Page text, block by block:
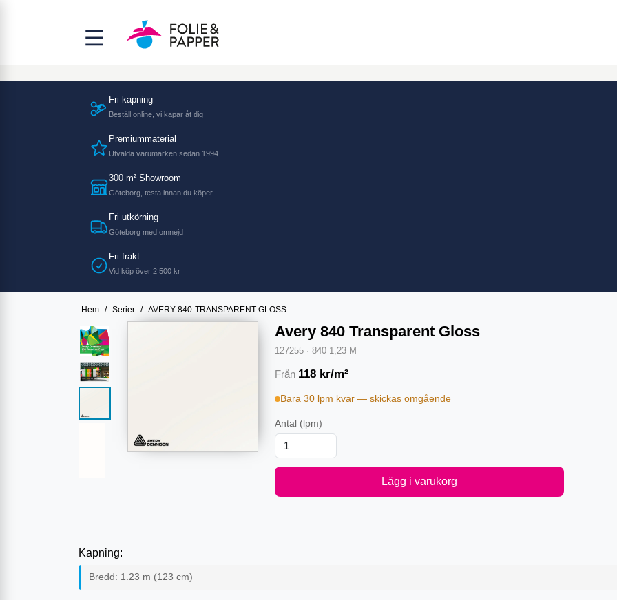
Fri kapning
Beställ online, vi kapar åt dig
Premiummaterial
Utvalda varumärken sedan 1994
300 m² Showroom
Göteborg, testa innan du köper
Fri utkörning
Göteborg med omnejd
Fri frakt
Vid köp över 2 500 kr
Hem / Serier / AVERY-840-TRANSPARENT-GLOSS
Avery 840 Transparent Gloss
127255 · 840 1,23 M
Från 118 kr/m²
Bara 30 lpm kvar — skickas omgående
Antal (lpm)
Lägg i varukorg
Kapning:
Bredd: 1.23 m (123 cm)